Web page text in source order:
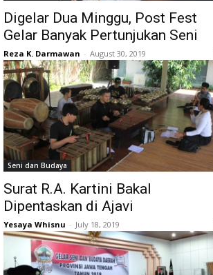
Digelar Dua Minggu, Post Fest
Gelar Banyak Pertunjukan Seni
Reza K. Darmawan - August 30, 2019
Seni dan Budaya
Surat R.A. Kartini Bakal
Dipentaskan di Ajavi
Yesaya Whisnu - July 18, 2019